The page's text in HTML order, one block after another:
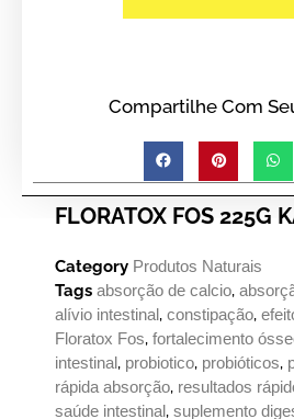
Compartilhe Com
FLORATOX FOS 225G
Category Produtos Naturais
Tags absorção de calcio,
alívio intestinal, constipação,
Floratox Fos, fortalecimento
intestinal, probiotico, probióticos,
rápida absorção, resultados
saúde intestinal, suplemento